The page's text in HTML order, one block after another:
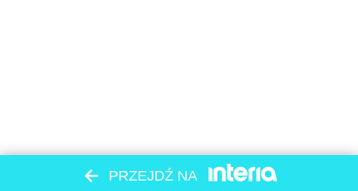
PRZEJDŹ NA